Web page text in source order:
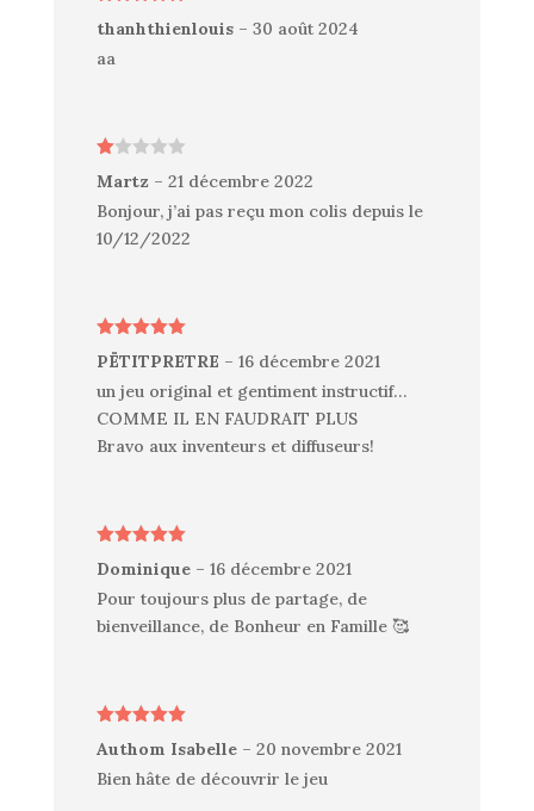
5
thanhthienlouis – 30 août 2024
aa
ot
e
1
s
Martz – 21 décembre 2022
Bonjour, j’ai pas reçu mon colis depuis le
10/12/2022
Note
5
PËTITPRETRE – 16 décembre 2021
un jeu original et gentiment instructif…
COMME IL EN FAUDRAIT PLUS
Bravo aux inventeurs et diffuseurs!
5
Dominique – 16 décembre 2021
Pour toujours plus de partage, de
bienveillance, de Bonheur en Famille 🥰
5
Authom Isabelle – 20 novembre 2021
Bien hâte de découvrir le jeu